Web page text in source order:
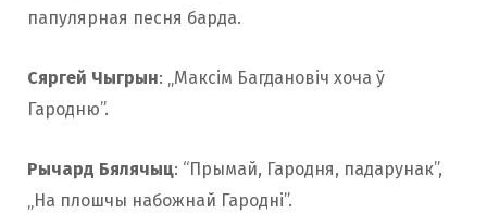
папулярная песня барда.
Сяргей Чыгрын: „Максім Багдановіч хоча ў
Гародню”.
Рычард Бялячыц: “Прымай, Гародня, падарунак”,
„На плошчы набожнай Гародні”.